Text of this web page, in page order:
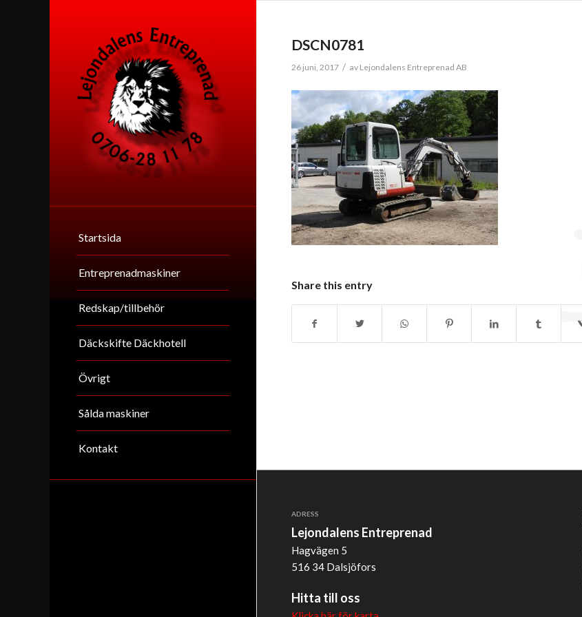
Startsida
Entreprenadmaskiner
Redskap/tillbehör
Däckskifte Däckhotell
Övrigt
Sålda maskiner
Kontakt
DSCN0781
26 juni, 2017 / av Lejondalens Entreprenad AB
Share this entry
ADRESS
Lejondalens Entreprenad
Hagvägen 5
516 34 Dalsjöfors
Hitta till oss